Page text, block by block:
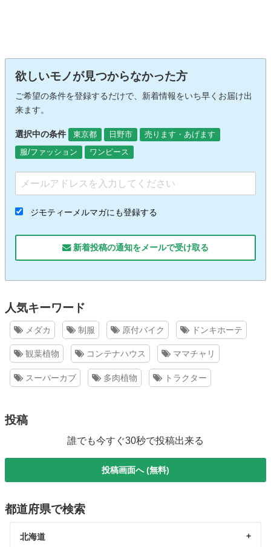
欲しいモノが見つからなかった方
ご希望の条件を登録するだけで、新着情報をいち早くお届け出
来ます。
選択中の条件 東京都 日野市
売ります・あげます
服/ファッション
ワンピース
ジモティーメルマガにも登録する
新着投稿の通知をメールで受け取る
人気キーワード
メダカ 制服 原付バイク ドンキホーテ
観葉植物 コンテナハウス ママチャリ
スーパーカブ 多肉植物 トラクター
投稿
誰でも今すぐ30秒で投稿出来る
投稿画面へ (無料)
都道府県で検索
北海道